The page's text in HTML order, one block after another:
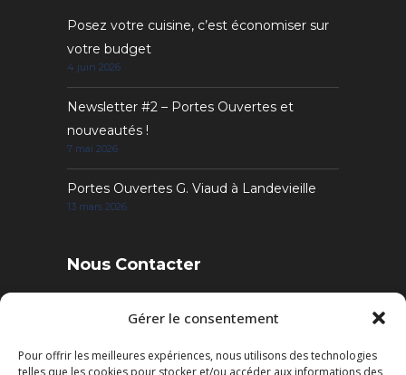
Gérer le consentement
Pour offrir les meilleures expériences, nous utilisons des technologies
telles que les cookies pour stocker et/ou accéder aux informations des
Posez votre cuisine, c’est économiser sur
votre budget
4 juin 2026
Newsletter #2 – Portes Ouvertes et
nouveautés !
7 mai 2026
Portes Ouvertes G. Viaud à Landevieille
13 mars 2026
Nous Contacter
4 Rue des Sables, 85220 Landevieille
Tél. : 02 51 22 95 52